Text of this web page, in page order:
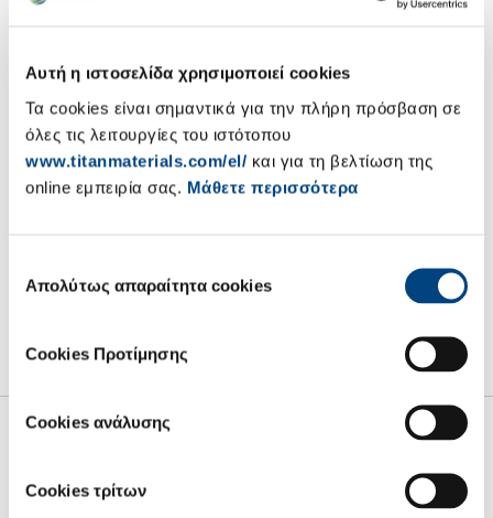
Αυτή η ιστοσελίδα χρησιμοποιεί cookies
Τα cookies είναι σημαντικά για την πλήρη πρόσβαση σε
όλες τις λειτουργίες του ιστότοπου
www.titanmaterials.com/el/ και για τη βελτίωση της
online εμπειρία σας. Μάθετε περισσότερα
συγκατάθεσης
Απολύτως απαραίτητα cookies
Cookies Προτίμησης
Cookies ανάλυσης
Cookies τρίτων
28/2/2014
πληροφορίας Ν. 3556/2007
Η Α.Ε. ΤΣΙΜΕΝΤΩΝ ΤΙΤΑΝ ανακοινώνει, σύμφωνα με το Ν.
3556/2007, σε συνδυασμό με την απόφαση 1/434/3.7.2007 της
Επιτροπής Κεφαλαιαγοράς και μετά από σχετική γνωστοποίηση
προς αυτήν σύμφωνα με το άρθρο 13 του Ν. 3340/2005, ότι ο